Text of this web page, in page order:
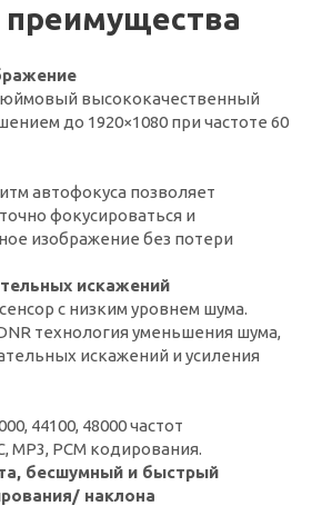
высококачественный
до 1920×1080 при частоте 60
автофокуса позволяет
фокусироваться и
изображение без потери
искажений
с низким уровнем шума.
технология уменьшения шума,
искажений и усиления
44100, 48000 частот
MP3, PCM кодирования.
бесшумный и быстрый
наклона